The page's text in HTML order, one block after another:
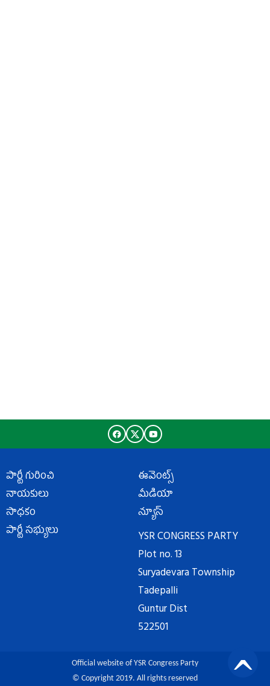
పార్టీ గురించి
నాయకులు
సాధకం
పార్టీ సభ్యులు
ఈవెంట్స్
మీడియా
న్యూస్
YSR CONGRESS PARTY
Plot no. 13
Suryadevara Township
Tadepalli
Guntur Dist
522501
Official website of YSR Congress Party
© Copyright 2019. All rights reserved